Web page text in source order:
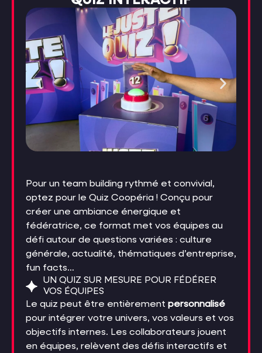
Pour un team building rythmé et convivial,
optez pour le Quiz Coopéria ! Conçu pour
créer une ambiance énergique et
fédératrice, ce format met vos équipes au
défi autour de questions variées : culture
générale, actualité, thématiques d’entreprise,
fun facts…
UN QUIZ SUR MESURE POUR FÉDÉRER
VOS ÉQUIPES
Le quiz peut être entièrement personnalisé
pour intégrer votre univers, vos valeurs et vos
objectifs internes. Les collaborateurs jouent
en équipes, relèvent des défis interactifs et